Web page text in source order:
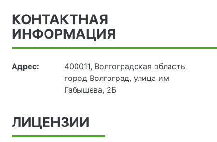
КОНТАКТНАЯ
ИНФОРМАЦИЯ
Адрес:
400011, Волгоградская область,
город Волгоград, улица им
Габышева, 2Б
ЛИЦЕНЗИИ